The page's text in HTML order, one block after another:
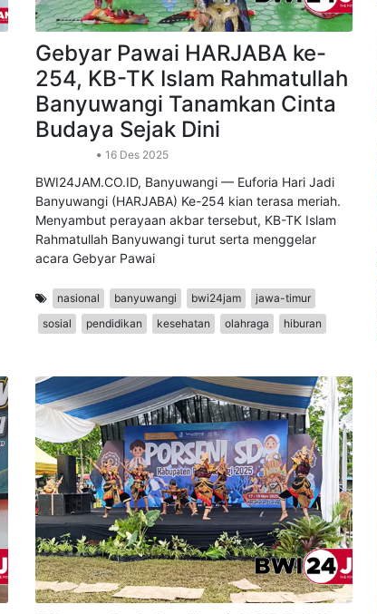
Gebyar Pawai HARJABA ke-
254, KB-TK Islam Rahmatullah
Banyuwangi Tanamkan Cinta
Budaya Sejak Dini
Pendidikan 16 Des 2025
BWI24JAM.CO.ID, Banyuwangi — Euforia Hari Jadi
Banyuwangi (HARJABA) Ke-254 kian terasa meriah.
Rahmatullah Banyuwangi turut serta menggelar
acara Gebyar Pawai
sosial
pendidikan kesehatan olahraga hiburan